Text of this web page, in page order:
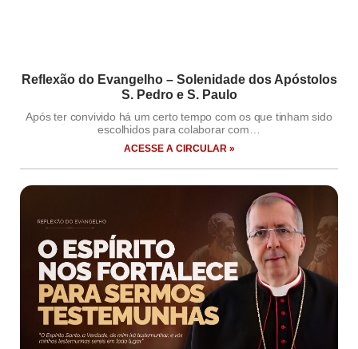
Reflexão do Evangelho – Solenidade dos Apóstolos
S. Pedro e S. Paulo
Após ter convivido há um certo tempo com os que tinham sido
escolhidos para colaborar com…
ACESSE A CIRCULAR »